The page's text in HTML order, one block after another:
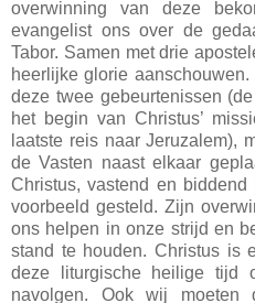
overwinning van deze
evangelist ons over de
Tabor. Samen met drie
heerlijke glorie
deze twee gebeurtenissen
het begin van Christus’
laatste reis naar Jeruzalem),
de Vasten naast elkaar
Christus, vastend en
voorbeeld gesteld. Zijn
ons helpen in onze strijd en
stand te houden. Christus is
deze liturgische heilige tijd
navolgen. Ook wij